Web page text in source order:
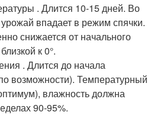
. Длится 10-15 дней. Во
впадает в режим спячки.
снижается от начального
к 0°.
. Длится до начала
возможности). Температурный
влажность должна
90-95%.